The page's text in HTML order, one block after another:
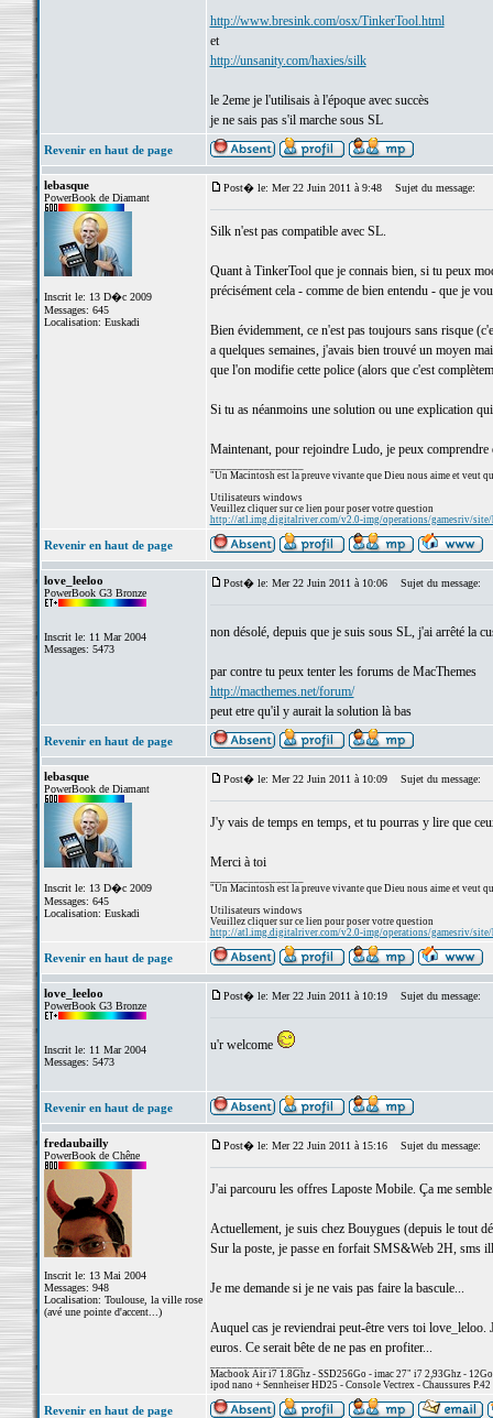
http://www.bresink.com/osx/TinkerTool.html
et
http://unsanity.com/haxies/silk
le 2eme je l'utilisais à l'époque avec succès
je ne sais pas s'il marche sous SL
Revenir en haut de page
lebasque
PowerBook de Diamant
Inscrit le: 13 D�c 2009
Messages: 645
Localisation: Euskadi
Post� le: Mer 22 Juin 2011 à 9:48 Sujet du message:
Silk n'est pas compatible avec SL.
Quant à TinkerTool que je connais bien, si tu peux
précisément cela - comme de bien entendu - que je
Bien évidemment, ce n'est pas toujours sans risque
a quelques semaines, j'avais bien trouvé un moyen
que l'on modifie cette police (alors que c'est
Si tu as néanmoins une solution ou une explication
Maintenant, pour rejoindre Ludo, je peux
"Un Macintosh est la preuve vivante que Dieu nous aime et veut
Utilisateurs windows
Veuillez cliquer sur ce lien pour poser votre question
http://atl.img.digitalriver.com/v2.0-img/operations/gamesriv/
Revenir en haut de page
love_leeloo
PowerBook G3 Bronze
Inscrit le: 11 Mar 2004
Messages: 5473
Post� le: Mer 22 Juin 2011 à 10:06 Sujet du message:
non désolé, depuis que je suis sous SL, j'ai arrêté la
par contre tu peux tenter les forums de MacThemes
http://macthemes.net/forum/
peut etre qu'il y aurait la solution là bas
Revenir en haut de page
lebasque
PowerBook de Diamant
Inscrit le: 13 D�c 2009
Messages: 645
Localisation: Euskadi
Post� le: Mer 22 Juin 2011 à 10:09 Sujet du message:
J'y vais de temps en temps, et tu pourras y lire que
Merci à toi
"Un Macintosh est la preuve vivante que Dieu nous aime et veut
Utilisateurs windows
Veuillez cliquer sur ce lien pour poser votre question
http://atl.img.digitalriver.com/v2.0-img/operations/gamesriv/
Revenir en haut de page
love_leeloo
PowerBook G3 Bronze
Inscrit le: 11 Mar 2004
Messages: 5473
Post� le: Mer 22 Juin 2011 à 10:19 Sujet du message:
u'r welcome
Revenir en haut de page
fredaubailly
PowerBook de Chêne
Inscrit le: 13 Mai 2004
Messages: 948
Localisation: Toulouse, la ville rose
(avé une pointe d'accent...)
Post� le: Mer 22 Juin 2011 à 15:16 Sujet du message:
J'ai parcouru les offres Laposte Mobile. Ça me semble
Actuellement, je suis chez Bouygues (depuis le tout
Sur la poste, je passe en forfait SMS&Web 2H, sms
Je me demande si je ne vais pas faire la bascule...
Auquel cas je reviendrai peut-être vers toi love_leloo.
euros. Ce serait bête de ne pas en profiter...
Macbook Air i7 1.8Ghz - SSD256Go - imac 27" i7 2,93Ghz -
ipod nano + Sennheiser HD25 - Console Vectrex - Chaussures
Revenir en haut de page